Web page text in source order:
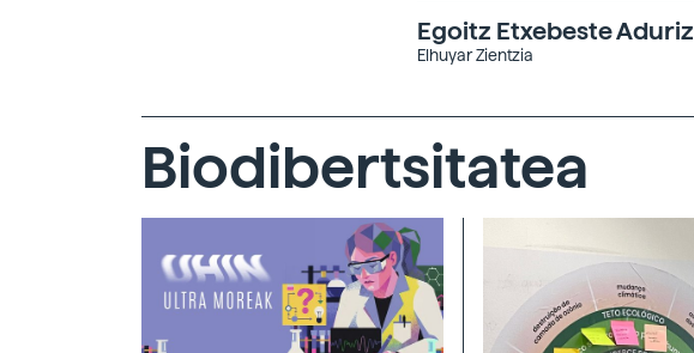
Egoitz Etxebeste Aduriz
Elhuyar Zientzia
Biodibertsitatea